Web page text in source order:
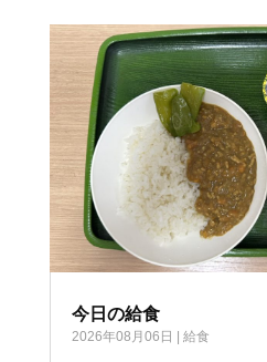
今日の給食
2026年08月06日 給食